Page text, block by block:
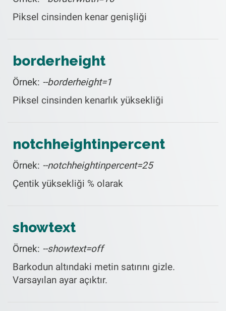
Piksel cinsinden kenar genişliği
borderheight
Örnek: --borderheight=1
Piksel cinsinden kenarlık yüksekliği
notchheightinpercent
Örnek: --notchheightinpercent=25
Çentik yüksekliği % olarak
showtext
Örnek: --showtext=off
Barkodun altındaki metin satırını gizle.
Varsayılan ayar açıktır.